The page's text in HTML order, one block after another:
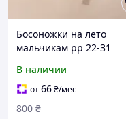
Босоножки на лето
мальчикам рр 22-31
В наличии
от66₴/мес
800 ₴